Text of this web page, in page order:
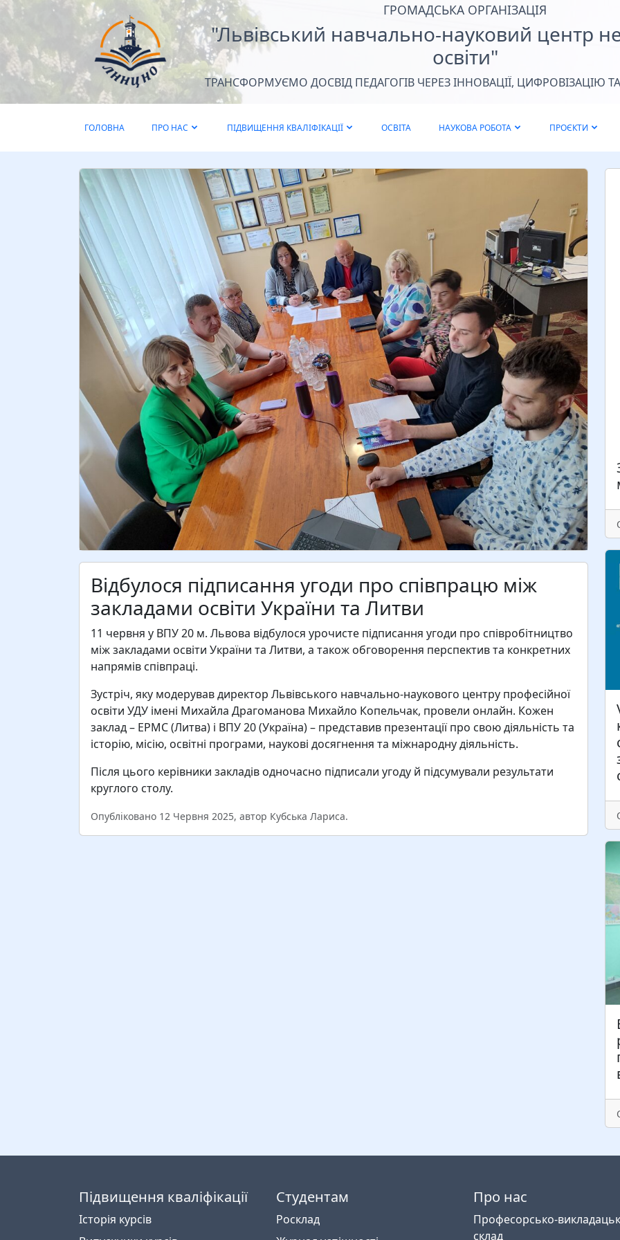
ГРОМАДСЬКА ОРГАНІЗАЦІЯ
"Львівський навчально-науковий центр
освіти"
ТРАНСФОРМУЄМО ДОСВІД ПЕДАГОГІВ ЧЕРЕЗ ІННОВАЦІЇ, ЦИФРОВІЗАЦІЮ
ГОЛОВНА ПРО НАС ПІДВИЩЕННЯ КВАЛІФІКАЦІЇ ОСВІТА НАУКОВА РОБОТА ПРОЄКТИ
Відбулося підписання угоди про співпрацю між
закладами освіти України та Литви
11 червня у ВПУ 20 м. Львова відбулося урочисте підписання угоди про співробітництво
між закладами освіти України та Литви, а також обговорення перспектив та конкретних
напрямів співпраці.
Зустріч, яку модерував директор Львівського навчально-наукового центру професійної
освіти УДУ імені Михайла Драгоманова Михайло Копельчак, провели онлайн. Кожен
заклад – ЕРМС (Литва) і ВПУ 20 (Україна) – представив презентації про свою діяльність та
історію, місію, освітні програми, наукові досягнення та міжнародну діяльність.
Після цього керівники закладів одночасно підписали угоду й підсумували результати
круглого столу.
Опубліковано 12 Червня 2025, автор Кубська Лариса.
Підвищення кваліфікації
Історія курсів
Студентам
Росклад
Про нас
Професорсько-
склад